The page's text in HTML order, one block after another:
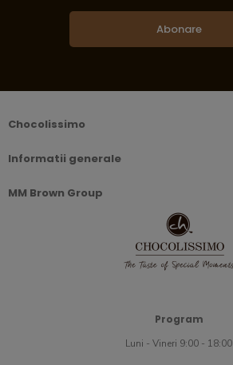
Abonare
Chocolissimo
Informatii generale
MM Brown Group
Program
Luni - Vineri 9:00 - 18:00